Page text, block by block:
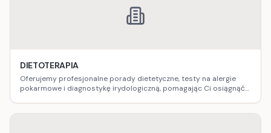
DIETOTERAPIA
Oferujemy profesjonalne porady dietetyczne, testy na alergie
pokarmowe i diagnostykę irydologiczną, pomagając Ci osiągnąć